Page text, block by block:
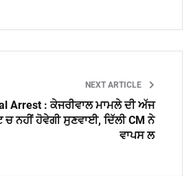
NEXT ARTICLE
Arrest : ਕੇਜਰੀਵਾਲ ਮਾਮਲੇ ਦੀ ਅੱਜ
ਨਹੀਂ ਹੋਵੇਗੀ ਸੁਣਵਾਈ, ਦਿੱਲੀ CM ਨੇ
ਵਾਪਸ ਲ